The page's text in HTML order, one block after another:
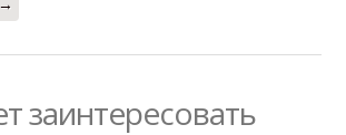
заинтересовать